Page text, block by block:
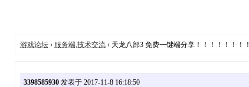
游戏论坛› 服务端,技术交流› 天龙八部3 免费一键端分享！！！！！！！！
3398585930发表于 2017-11-8 16:18:50